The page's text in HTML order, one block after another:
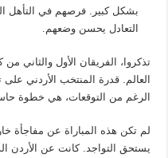
التعادل يحسن وضعهم.
تذكروا، الفريقان الأول والثاني
العالم. قدرة المنتخب الأردني على
الرغم من التوقعات، هي خطوة
لم تكن هذه المباراة عن مفاجأة
يستحق التواجد. كانت عن الأردن